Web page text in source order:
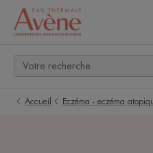
Accueil Eczéma - eczéma